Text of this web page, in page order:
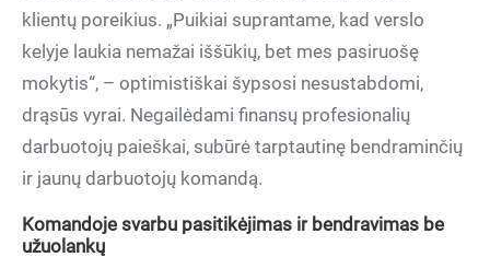
klientų poreikius. „Puikiai suprantame, kad verslo
kelyje laukia nemažai iššūkių, bet mes pasiruošę
mokytis“, – optimistiškai šypsosi nesustabdomi,
drąsūs vyrai. Negailėdami finansų profesionalių
darbuotojų paieškai, subūrė tarptautinę bendraminčių
ir jaunų darbuotojų komandą.
Komandoje svarbu pasitikėjimas ir bendravimas be
užuolankų